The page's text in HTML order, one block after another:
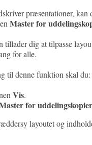
præsentationer, kan
Master for
tillader dig at tilpasse
for alle.
til denne funktion skal du:
Vis.
for uddelingskopier
layoutet og